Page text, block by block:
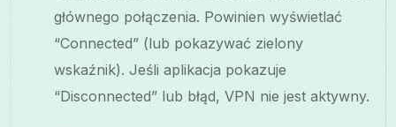
głównego połączenia. Powinien wyświetlać
“Connected” (lub pokazywać zielony
wskaźnik). Jeśli aplikacja pokazuje
“Disconnected” lub błąd, VPN nie jest aktywny.